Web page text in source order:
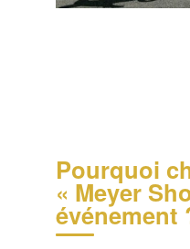
Pourquoi
« Meyer
événement